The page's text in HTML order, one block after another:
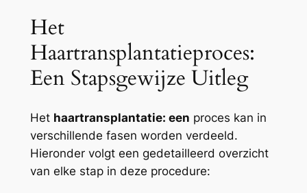
Het
Haartransplantatieproces:
Een Stapsgewijze Uitleg
Het haartransplantatie: een proces kan in
verschillende fasen worden verdeeld.
Hieronder volgt een gedetailleerd overzicht
van elke stap in deze procedure: